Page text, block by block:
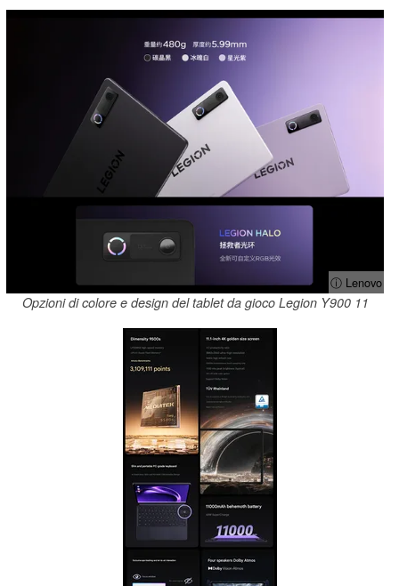
ⓘ Lenovo
Opzioni di colore e design del tablet da gioco Legion Y900 11